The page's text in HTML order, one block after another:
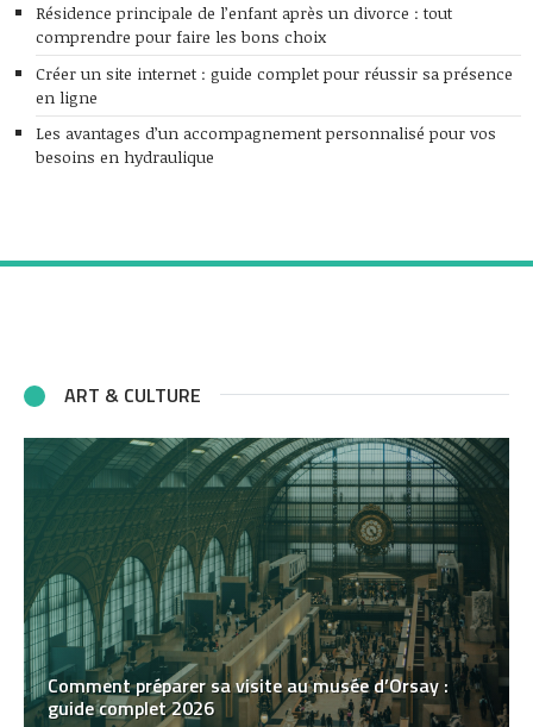
Résidence principale de l’enfant après un divorce : tout
comprendre pour faire les bons choix
Créer un site internet : guide complet pour réussir sa présence
en ligne
Les avantages d’un accompagnement personnalisé pour vos
besoins en hydraulique
ART & CULTURE
Comment préparer sa visite au musée d’Orsay :
guide complet 2026